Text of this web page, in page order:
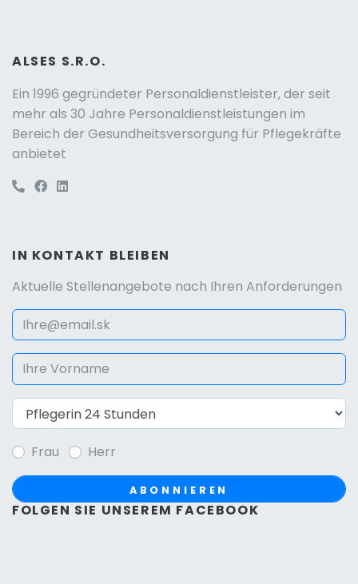
ALSES S.R.O.
Ein 1996 gegründeter Personaldienstleister, der seit
mehr als 30 Jahre Personaldienstleistungen im
Bereich der Gesundheitsversorgung für Pflegekräfte
anbietet
IN KONTAKT BLEIBEN
Aktuelle Stellenangebote nach Ihren Anforderungen
Frau Herr
ABONNIEREN
FOLGEN SIE UNSEREM FACEBOOK